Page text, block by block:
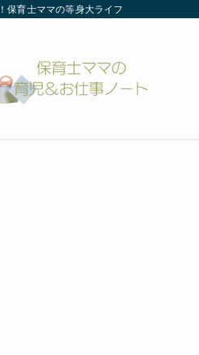
保育士ママの等身大ライフ